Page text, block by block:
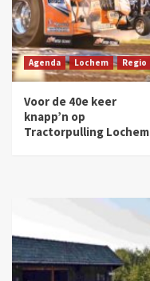
Agenda Lochem Regio
Voor de 40e keer
knapp’n op
Tractorpulling Lochem